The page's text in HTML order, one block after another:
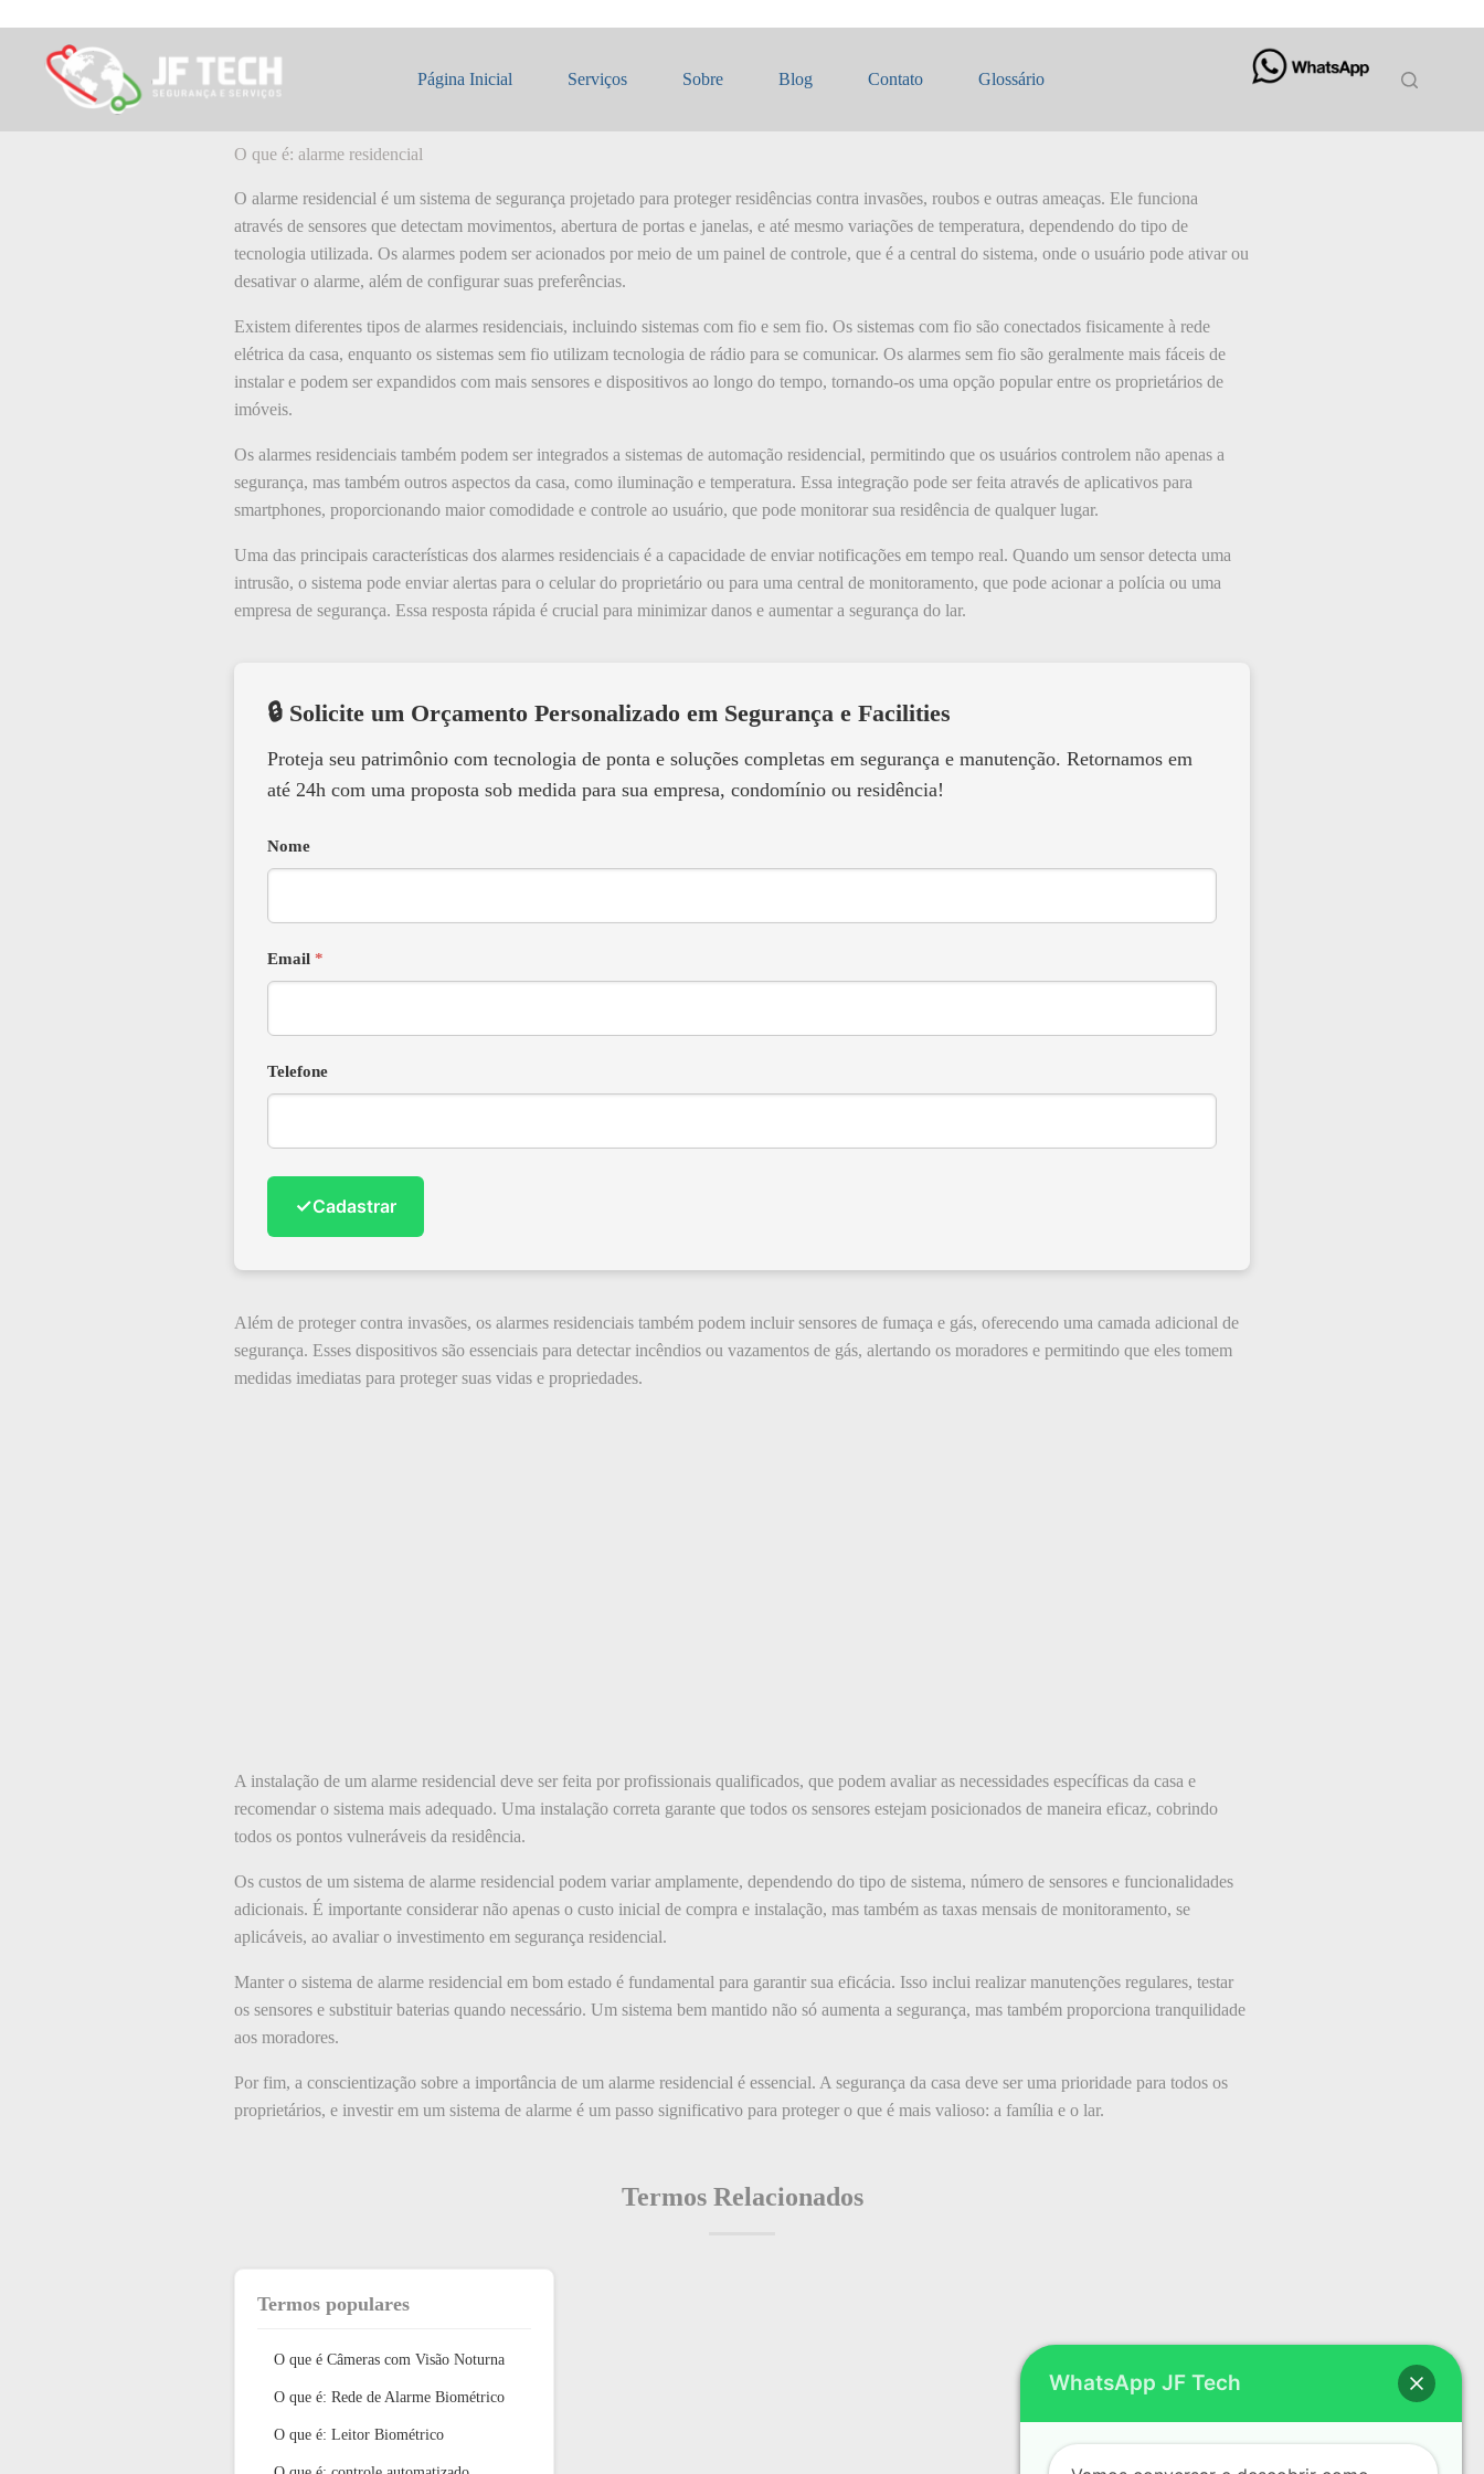
para
conteúdo
Página Inicial Serviços Sobre Blog Contato Glossário
O que é: alarme residencial
O que é: alarme residencial
O alarme residencial é um sistema de segurança projetado para proteger residências contra invasões, roubos e outras ameaças. Ele funciona
através de sensores que detectam movimentos, abertura de portas e janelas, e até mesmo variações de temperatura, dependendo do tipo de
tecnologia utilizada. Os alarmes podem ser acionados por meio de um painel de controle, que é a central do sistema, onde o usuário pode ativar ou
desativar o alarme, além de configurar suas preferências.
Existem diferentes tipos de alarmes residenciais, incluindo sistemas com fio e sem fio. Os sistemas com fio são conectados fisicamente à rede
elétrica da casa, enquanto os sistemas sem fio utilizam tecnologia de rádio para se comunicar. Os alarmes sem fio são geralmente mais fáceis de
instalar e podem ser expandidos com mais sensores e dispositivos ao longo do tempo, tornando-os uma opção popular entre os proprietários de
imóveis.
Os alarmes residenciais também podem ser integrados a sistemas de automação residencial, permitindo que os usuários controlem não apenas a
segurança, mas também outros aspectos da casa, como iluminação e temperatura. Essa integração pode ser feita através de aplicativos para
smartphones, proporcionando maior comodidade e controle ao usuário, que pode monitorar sua residência de qualquer lugar.
Uma das principais características dos alarmes residenciais é a capacidade de enviar notificações em tempo real. Quando um sensor detecta uma
intrusão, o sistema pode enviar alertas para o celular do proprietário ou para uma central de monitoramento, que pode acionar a polícia ou uma
empresa de segurança. Essa resposta rápida é crucial para minimizar danos e aumentar a segurança do lar.
🔒 Solicite um Orçamento Personalizado em Segurança e Facilities
Proteja seu patrimônio com tecnologia de ponta e soluções completas em segurança e manutenção. Retornamos em
até 24h com uma proposta sob medida para sua empresa, condomínio ou residência!
Nome
Email *
Telefone
✓Cadastrar
Além de proteger contra invasões, os alarmes residenciais também podem incluir sensores de fumaça e gás, oferecendo uma camada adicional de
segurança. Esses dispositivos são essenciais para detectar incêndios ou vazamentos de gás, alertando os moradores e permitindo que eles tomem
medidas imediatas para proteger suas vidas e propriedades.
A instalação de um alarme residencial deve ser feita por profissionais qualificados, que podem avaliar as necessidades específicas da casa e
recomendar o sistema mais adequado. Uma instalação correta garante que todos os sensores estejam posicionados de maneira eficaz, cobrindo
todos os pontos vulneráveis da residência.
Os custos de um sistema de alarme residencial podem variar amplamente, dependendo do tipo de sistema, número de sensores e funcionalidades
adicionais. É importante considerar não apenas o custo inicial de compra e instalação, mas também as taxas mensais de monitoramento, se
aplicáveis, ao avaliar o investimento em segurança residencial.
Manter o sistema de alarme residencial em bom estado é fundamental para garantir sua eficácia. Isso inclui realizar manutenções regulares, testar
os sensores e substituir baterias quando necessário. Um sistema bem mantido não só aumenta a segurança, mas também proporciona tranquilidade
aos moradores.
Por fim, a conscientização sobre a importância de um alarme residencial é essencial. A segurança da casa deve ser uma prioridade para todos os
proprietários, e investir em um sistema de alarme é um passo significativo para proteger o que é mais valioso: a família e o lar.
Termos Relacionados
Termos populares
O que é Câmeras com Visão Noturna
O que é: Rede de Alarme Biométrico
O que é: Leitor Biométrico
WhatsApp JF Tech